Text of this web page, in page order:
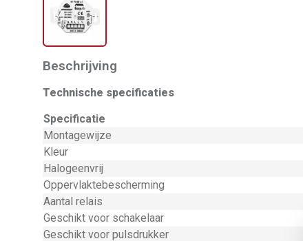
Beschrijving
Technische specificaties
Specificatie
Montagewijze
Kleur
Halogeenvrij
Oppervlaktebescherming
Aantal relais
Geschikt voor schakelaar
Geschikt voor pulsdrukker